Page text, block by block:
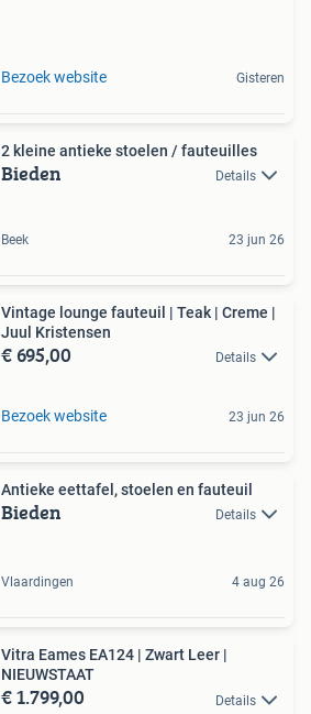
Bezoek website Gisteren
2 kleine antieke stoelen / fauteuilles
Bieden Details
Beek 23 jun 26
Vintage lounge fauteuil | Teak | Creme |
Juul Kristensen
€ 695,00 Details
Bezoek website 23 jun 26
Antieke eettafel, stoelen en fauteuil
Bieden Details
Vlaardingen 4 aug 26
Vitra Eames EA124 | Zwart Leer |
NIEUWSTAAT
€ 1.799,00 Details